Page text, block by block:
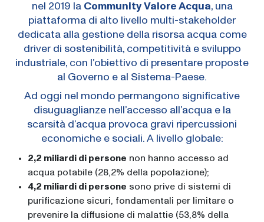
nel 2019 la Community Valore Acqua, una
piattaforma di alto livello multi-stakeholder
dedicata alla gestione della risorsa acqua come
driver di sostenibilità, competitività e sviluppo
industriale, con l’obiettivo di presentare proposte
al Governo e al Sistema-Paese.
Ad oggi nel mondo permangono significative
disuguaglianze nell’accesso all’acqua e la
scarsità d’acqua provoca gravi ripercussioni
economiche e sociali. A livello globale:
2,2 miliardi di persone non hanno accesso ad
acqua potabile (28,2% della popolazione);
4,2 miliardi di persone sono prive di sistemi di
purificazione sicuri, fondamentali per limitare o
prevenire la diffusione di malattie (53,8% della